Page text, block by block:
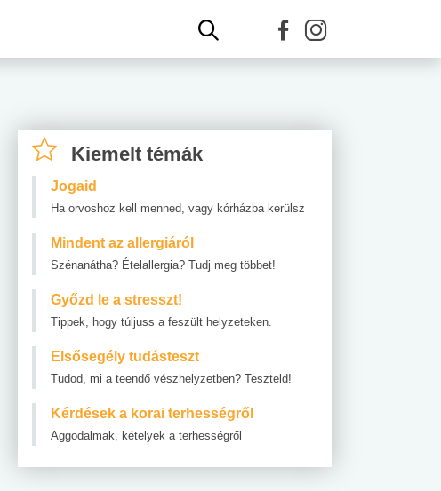
Kiemelt témák
Jogaid
Ha orvoshoz kell menned, vagy kórházba kerülsz
Mindent az allergiáról
Szénanátha? Ételallergia? Tudj meg többet!
Győzd le a stresszt!
Tippek, hogy túljuss a feszült helyzeteken.
Elsősegély tudásteszt
Tudod, mi a teendő vészhelyzetben? Teszteld!
Kérdések a korai terhességről
Aggodalmak, kételyek a terhességről